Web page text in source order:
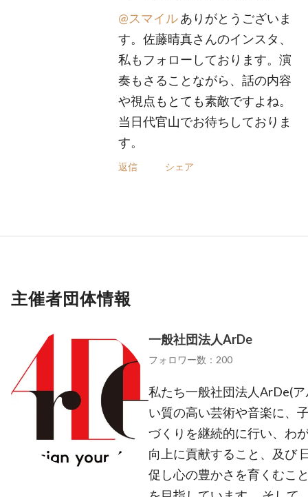
@スマイルありがとうございま
す。佐藤晴真さんのインスタ、
私もフォローしております。演
奏もさることながら、話の内容
や視点もとても素敵ですよね。
当日代官山でお待ちしておりま
す。
返信 シェア
主催者団体情報
一般社団法人ArDe
フォロワー数：200
私たち一般社団法人ArDe(
い質の高い芸術や音楽に、
づくりを継続的に行い、わ
向上に貢献すること、及び
促し心の豊かさを育くむこ